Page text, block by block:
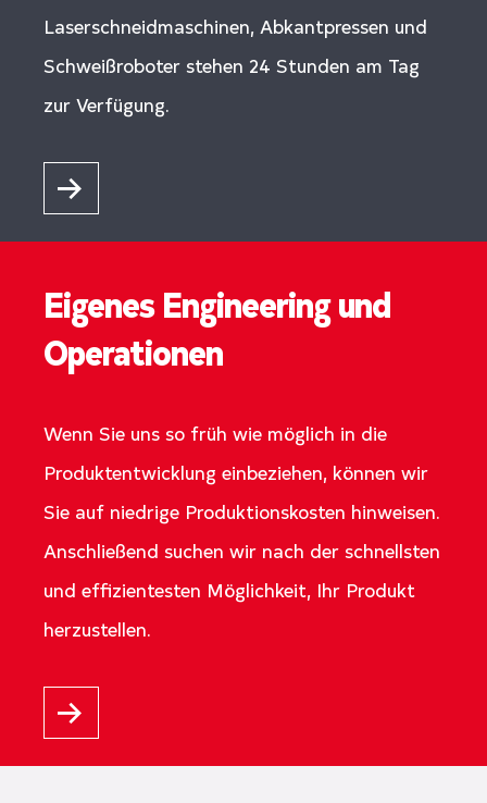
Laserschneidmaschinen, Abkantpressen und
Schweißroboter stehen 24 Stunden am Tag
zur Verfügung.
Eigenes Engineering und
Operationen
Wenn Sie uns so früh wie möglich in die
Produktentwicklung einbeziehen, können wir
Sie auf niedrige Produktionskosten hinweisen.
Anschließend suchen wir nach der schnellsten
und effizientesten Möglichkeit, Ihr Produkt
herzustellen.